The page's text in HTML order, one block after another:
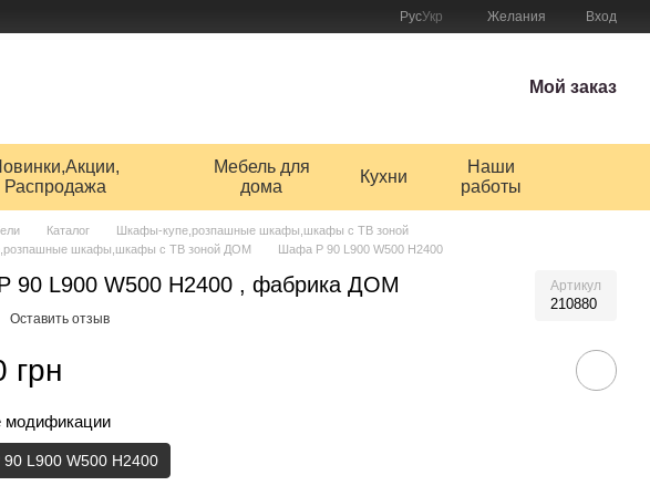
РусУкр Желания Вход
Мой заказ
Распродажа
Мебель для
дома
Кухни
Наши
работы
Каталог
Шкафы-купе,розпашные шкафы,шкафы с ТВ зоной
шкафы,шкафы с ТВ зоной ДОМ
Шафа Р 90 L900 W500 H2400
90 L900 W500 H2400 , фабрика ДОМ Артикул
210880
Оставить отзыв
грн
модификации
L900 W500 H2400